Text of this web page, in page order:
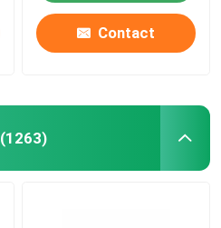
Contact
(1263)